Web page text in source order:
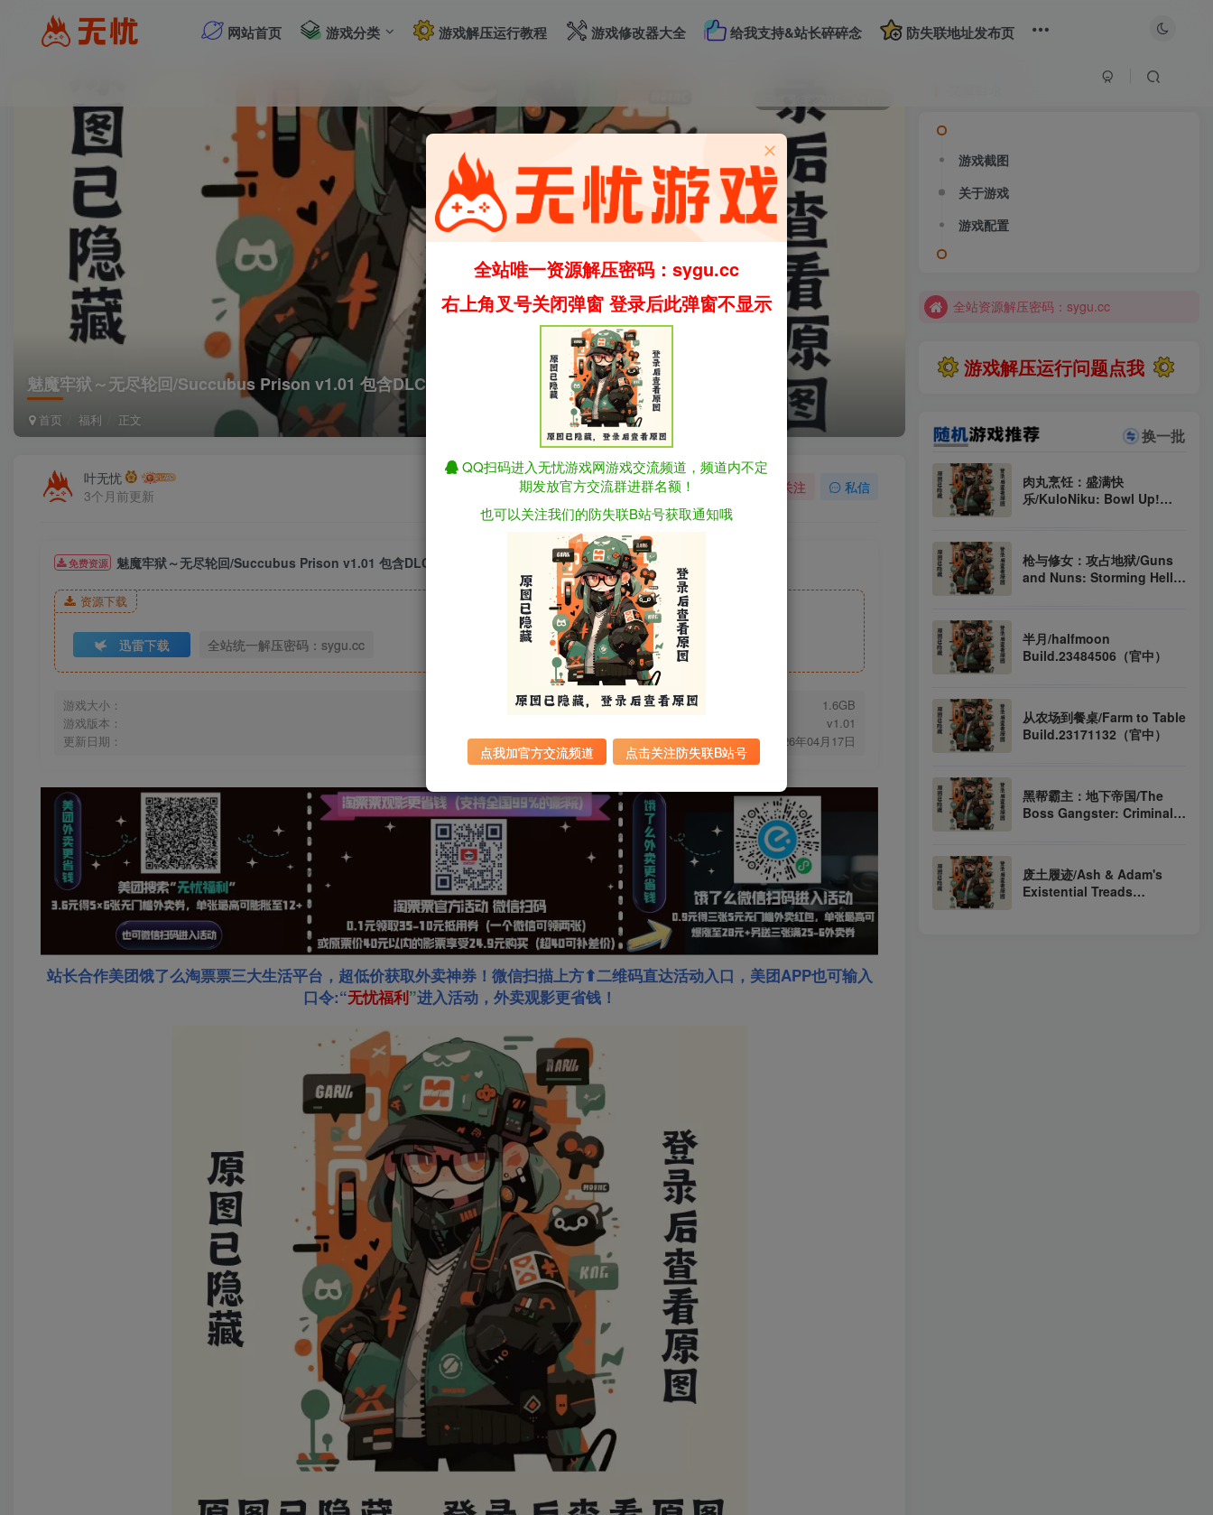
网站首页 游戏分类 游戏解压运行教程 游戏修改器大全 给我支持&站长碎碎念 防失联地址发布页
魅魔牢狱～无尽轮回/Succubus Prison v1.01 包含DLC（官中）
首页 福利 正文
叶无忧
3个月前更新
关注 私信
免费资源 魅魔牢狱～无尽轮回/Succubus Prison v1.01 包含DLC（官中）
资源下载
迅雷下载 全站统一解压密码：sygu.cc
游戏大小：
1.6GB
游戏版本：
v1.01
更新日期：
2026年04月17日
站长合作美团饿了么淘票票三大生活平台，超低价获取外卖神券！微信扫描上方⬆二维码直达活动入口，美团APP也可输入
口令:“无忧福利”进入活动，外卖观影更省钱！
游戏截图
关于游戏
游戏配置
网站图片加载不出来？打开加速器，加速steam，清空浏览器缓存试试
求游戏、游戏补档、资源反馈请去网站首页更新征集留言，其他界面响应不及时
全站资源解压密码：sygu.cc
游戏解压运行问题点我
换一批
肉丸烹饪：盛满快
乐/KuloNiku: Bowl Up!
枪与修女：攻占地狱/Guns
and Nuns: Storming Hell
半月/halfmoon
Build.23484506（官中）
从农场到餐桌/Farm to Table
Build.23171132（官中）
黑帮霸主：地下帝国/The
Boss Gangster: Criminal
废土履迹/Ash & Adam's
Existential Treads
全站唯一资源解压密码：sygu.cc
右上角叉号关闭弹窗 登录后此弹窗不显示
QQ扫码进入无忧游戏网游戏交流频道，频道内不定
期发放官方交流群进群名额！
也可以关注我们的防失联B站号获取通知哦
点我加官方交流频道 点击关注防失联B站号